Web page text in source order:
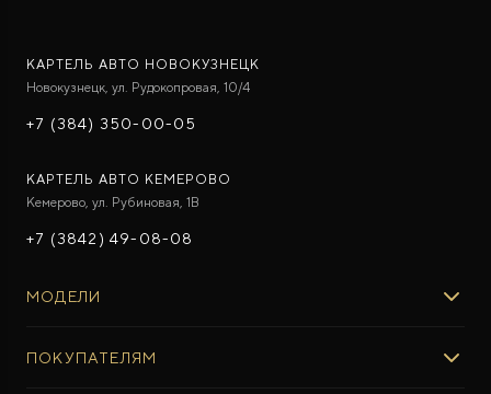
ROX 01
Гибридный внедорожник премиум-класса
Cкоро появится
КАРТЕЛЬ АВТО НОВОКУЗНЕЦК
Новокузнецк, ул. Рудокопровая, 10/4
+7 (384) 350-00-05
КАРТЕЛЬ АВТО КЕМЕРОВО
Кемерово, ул. Рубиновая, 1В
+7 (3842) 49-08-08
МОДЕЛИ
ROX ADAMAS
ПОКУПАТЕЛЯМ